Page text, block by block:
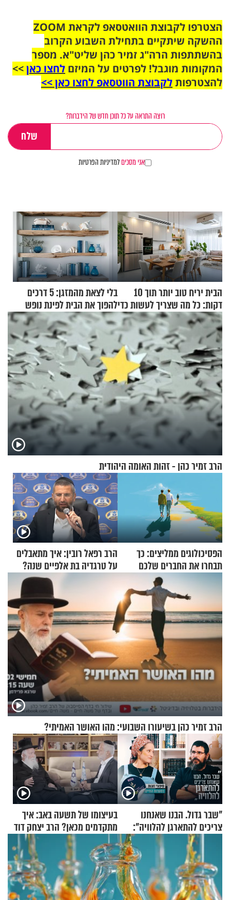
הצטרפו לקבוצת הוואטסאפ לקראת ZOOM
ההשקה שיתקיים בתחילת השבוע הקרוב
בהשתתפות הרה"ג זמיר כהן שליט"א. מספר
המקומות מוגבל! לפרטים על המיזם לחצו כאן>>
להצטרפותלקבוצת הווטסאפ לחצו כאן >>
רוצה התראה על כל תוכן חדש של הידברות?
אני מסכיםלמדיניות הפרטיות
הבית יריח טוב יותר תוך 10
דקות: כל מה שצריך לעשות כדי
לרענן את הבית
בלי לצאת מהמזגן: 5 דרכים
להפוך את הבית לפינת נופש
מעוצבת
הרב זמיר כהן - זהות האומה היהודית
הפסיכולוגים ממליצים: כך
תבחרו את החברים שלכם
בחיים
הרב רפאל רובין: איך מתאבלים
על טרגדיה בת אלפיים שנה?
הרב זמיר כהן בשיעורו השבועי: מהו האושר האמיתי?
"שבר גדול. הבנו שאנחנו
צריכים להתארגן להלוויה":
זוגיות במבחן, הפעם עם מרים
וגד דנינו
בעיצומו של תשעה באב: איך
מתקדמים מכאן? הרב יצחק דוד
גרוסמן בשיחה מיוחדת